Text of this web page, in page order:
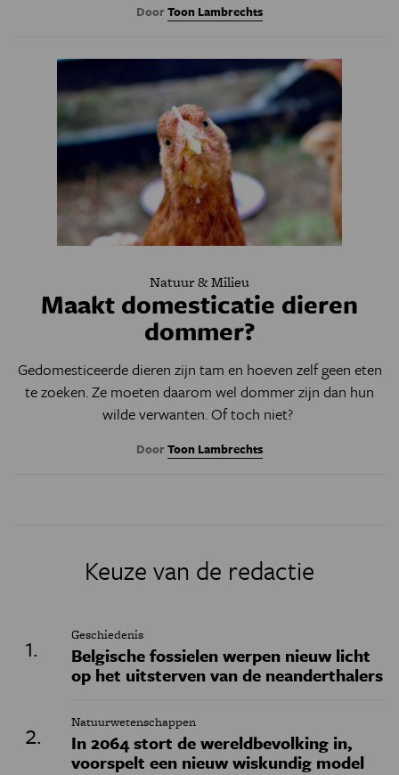
DoorToon Lambrechts
Natuur & Milieu
Maakt domesticatie dieren
dommer?
Gedomesticeerde dieren zijn tam en hoeven zelf geen eten
te zoeken. Ze moeten daarom wel dommer zijn dan hun
wilde verwanten. Of toch niet?
DoorToon Lambrechts
Keuze van de redactie
Geschiedenis
Belgische fossielen werpen nieuw licht
op het uitsterven van de neanderthalers
Natuurwetenschappen
In 2064 stort de wereldbevolking in,
voorspelt een nieuw wiskundig model